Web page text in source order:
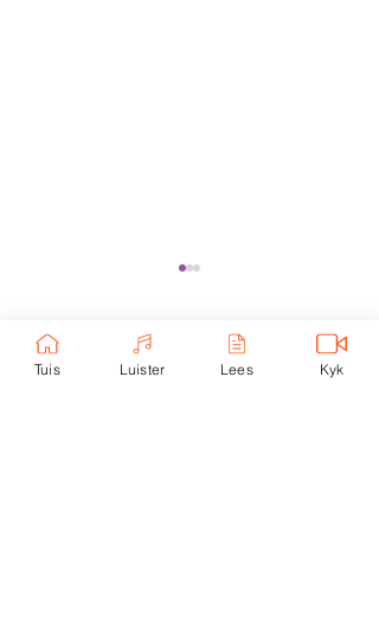
Comments
Tuis Luister Lees Kyk